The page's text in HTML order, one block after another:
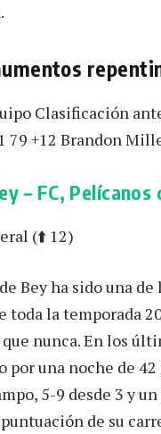
Clasificación
79 +12 Brandon
– FC, Pelícanos
(⬆️ 12)
Bey ha sido una
toda la temporada
nunca. En los
por una noche de
5-9 desde 3 y
de su